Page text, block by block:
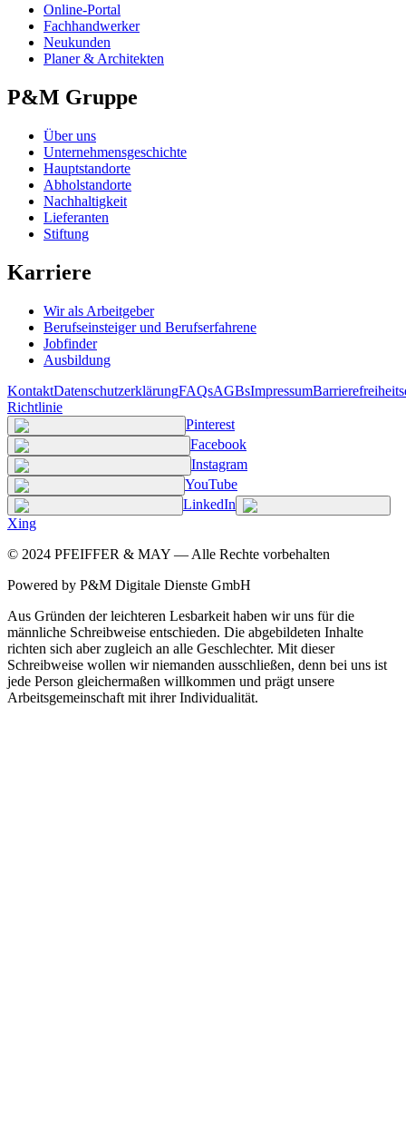
Online-Portal
Fachhandwerker
Neukunden
Planer & Architekten
P&M Gruppe
Über uns
Unternehmensgeschichte
Hauptstandorte
Abholstandorte
Nachhaltigkeit
Lieferanten
Stiftung
Karriere
Wir als Arbeitgeber
Berufseinsteiger und Berufserfahrene
Jobfinder
Ausbildung
KontaktDatenschutzerklärungFAQsAGBsImpressum
Richtlinie
Pinterest
Facebook
Instagram
YouTube
LinkedIn
Xing
© 2024 PFEIFFER & MAY — Alle Rechte vorbehalten
Powered by P&M Digitale Dienste GmbH
Aus Gründen der leichteren Lesbarkeit haben wir uns für die
männliche Schreibweise entschieden. Die abgebildeten Inhalte
richten sich aber zugleich an alle Geschlechter. Mit dieser
Schreibweise wollen wir niemanden ausschließen, denn bei uns ist
jede Person gleichermaßen willkommen und prägt unsere
Arbeitsgemeinschaft mit ihrer Individualität.